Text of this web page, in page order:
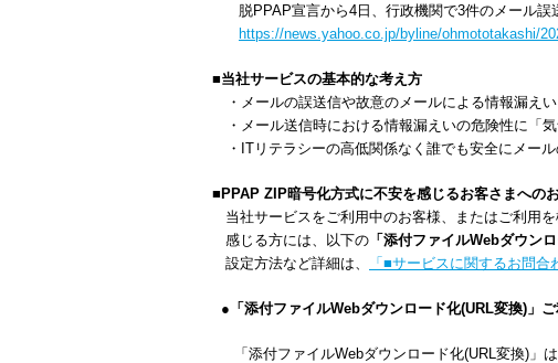
脱PPAP宣言から4日、行政機関で3件のメール誤
https://news.yahoo.co.jp/byline/ohmototakashi/
■当社サービスの基本的な考え方
・メールの誤送信や故意のメールによる情報漏えい
・メール送信時における情報漏えいの危険性に「
・ITリテラシーの高低関係なく誰でも安全にメール
■PPAP ZIP暗号化方式に不安を感じるお客さまへの
当社サービスをご利用中のお客様、またはご利用
感じる方には、以下の 「添付ファイルWebダウン
設定方法など詳細は、
「■サービスに関するお問合
●「添付ファイルWebダウンロード化(URL変換)」
「添付ファイルWebダウンロード化(URL変換)」